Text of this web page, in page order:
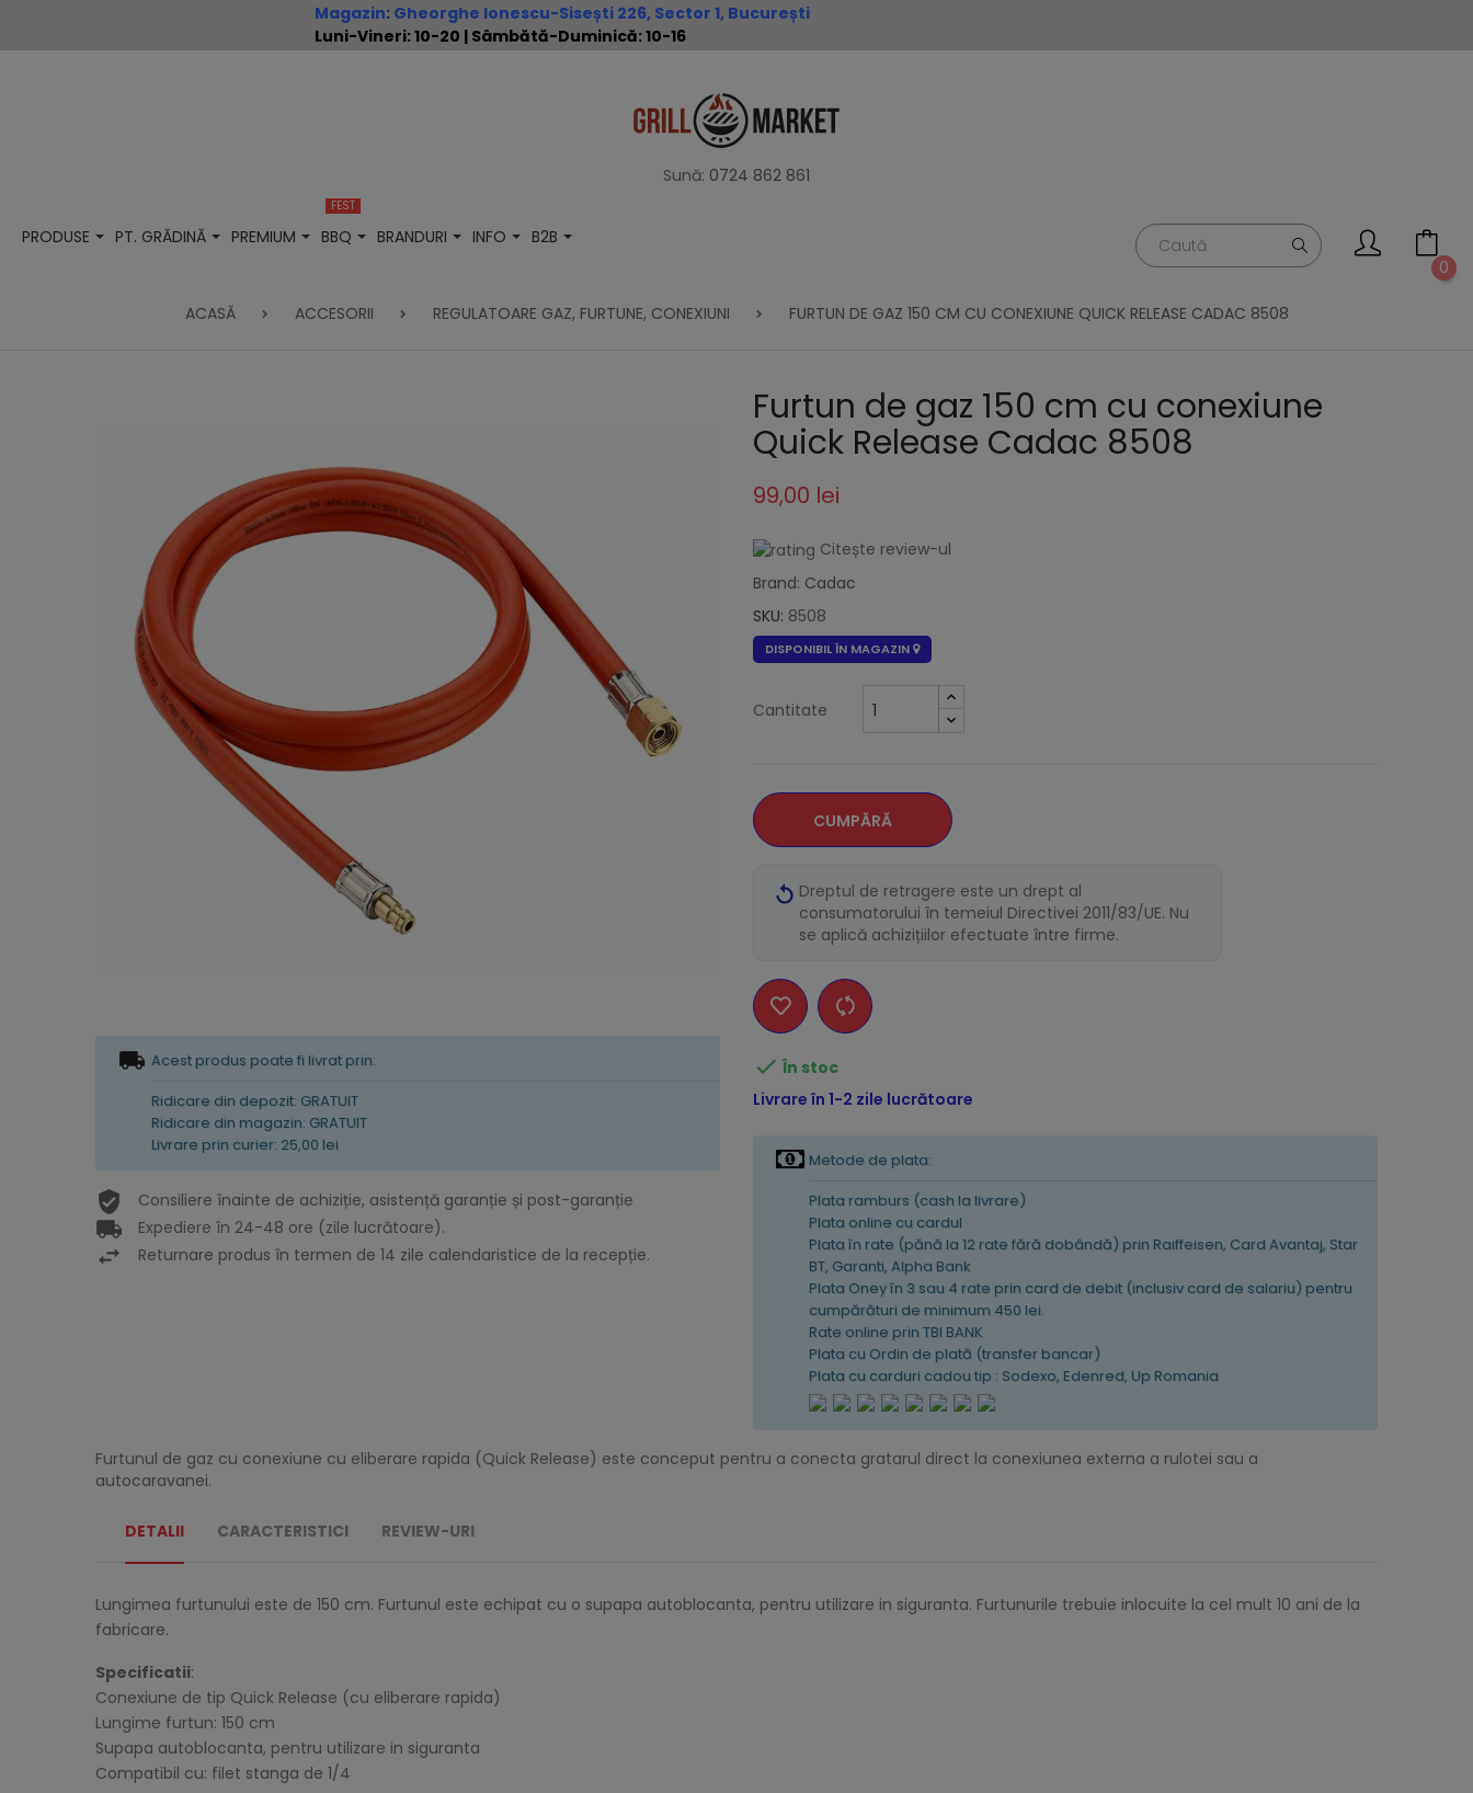
Magazin: Gheorghe Ionescu-Sisești 226, Sector 1, București
Luni-Vineri: 10-20 | Sâmbătă-Duminică: 10-16
Sună: 0724 862 861
PRODUSE PT. GRĂDINĂ PREMIUM BBQ
FEST
BRANDURI INFO
B2B
0
ACASĂ ACCESORII REGULATOARE GAZ, FURTUNE, CONEXIUNI FURTUN DE GAZ 150 CM CU CONEXIUNE QUICK RELEASE CADAC 8508
Acest produs poate fi livrat prin:
Ridicare din depozit: GRATUIT
Ridicare din magazin: GRATUIT
Livrare prin curier: 25,00 lei
Consiliere înainte de achiziție, asistență garanție și post-garanție
Expediere în 24-48 ore (zile lucrătoare).
Returnare produs în termen de 14 zile calendaristice de la recepție.
Furtun de gaz 150 cm cu conexiune
Quick Release Cadac 8508
99,00 lei
Citește review-ul
Brand: Cadac
SKU: 8508
DISPONIBIL ÎN MAGAZIN
Cantitate
CUMPĂRĂ
Dreptul de retragere este un drept al
consumatorului în temeiul Directivei 2011/83/UE. Nu
se aplică achizițiilor efectuate între firme.
 În stoc
Livrare în 1-2 zile lucrătoare
Metode de plata:
Plata ramburs (cash la livrare)
Plata online cu cardul
Plata în rate (pănă la 12 rate fără dobândă) prin Raiffeisen, Card Avantaj, Star
BT, Garanti, Alpha Bank
Plata Oney în 3 sau 4 rate prin card de debit (inclusiv card de salariu) pentru
cumpărături de minimum 450 lei.
Rate online prin TBI BANK
Plata cu Ordin de plată (transfer bancar)
Plata cu carduri cadou tip : Sodexo, Edenred, Up Romania
Furtunul de gaz cu conexiune cu eliberare rapida (Quick Release) este conceput pentru a conecta gratarul direct la conexiunea externa a rulotei sau a
autocaravanei.
DETALII CARACTERISTICI REVIEW-URI
Lungimea furtunului este de 150 cm. Furtunul este echipat cu o supapa autoblocanta, pentru utilizare in siguranta. Furtunurile trebuie inlocuite la cel mult 10 ani de la
fabricare.
Specificatii:
Conexiune de tip Quick Release (cu eliberare rapida)
Lungime furtun: 150 cm
Supapa autoblocanta, pentru utilizare in siguranta
Compatibil cu: filet stanga de 1/4